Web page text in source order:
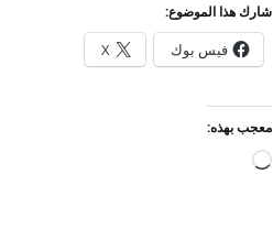
شارك هذا الموضوع:
فيس بوك X
معجب بهذه:
جاري